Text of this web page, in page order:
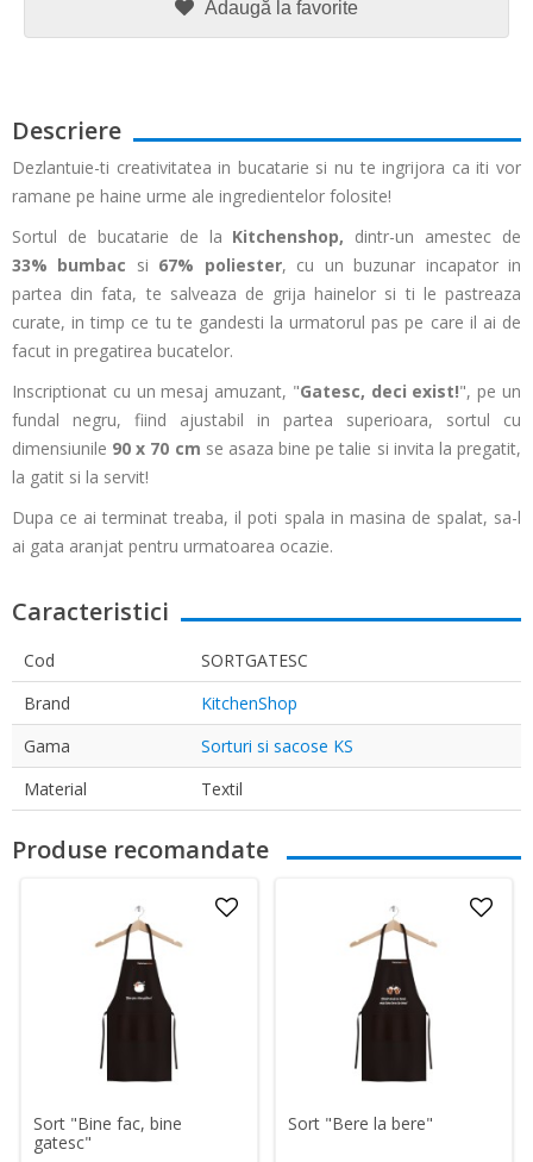
Adaugă la favorite
Descriere
Dezlantuie-ti creativitatea in bucatarie si nu te ingrijora ca iti vor
ramane pe haine urme ale ingredientelor folosite!
Sortul de bucatarie de la Kitchenshop, dintr-un amestec de
33% bumbac si 67% poliester, cu un buzunar incapator in
partea din fata, te salveaza de grija hainelor si ti le pastreaza
curate, in timp ce tu te gandesti la urmatorul pas pe care il ai de
facut in pregatirea bucatelor.
Inscriptionat cu un mesaj amuzant, "Gatesc, deci exist!", pe un
fundal negru, fiind ajustabil in partea superioara, sortul cu
dimensiunile 90 x 70 cm se asaza bine pe talie si invita la pregatit,
la gatit si la servit!
Dupa ce ai terminat treaba, il poti spala in masina de spalat, sa-l
ai gata aranjat pentru urmatoarea ocazie.
Caracteristici
Cod
SORTGATESC
Brand
KitchenShop
Gama
Sorturi si sacose KS
Material
Textil
Produse recomandate
Sort "Bine fac, bine
gatesc"
Sort "Bere la bere"